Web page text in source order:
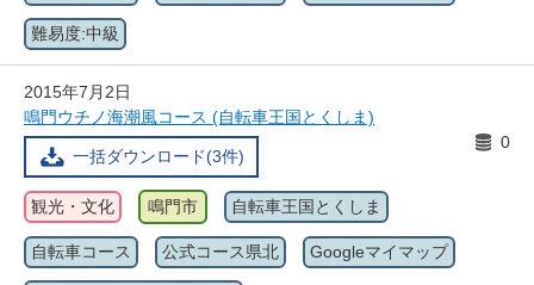
難易度:中級
2015年7月2日
鳴門ウチノ海潮風コース (自転車王国とくしま)
一括ダウンロード(3件)
0
観光・文化 鳴門市 自転車王国とくしま
自転車コース 公式コース県北 Googleマイマップ